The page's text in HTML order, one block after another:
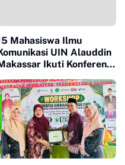
Mahasiswa Ilmu
UIN Alauddin
Ikuti Konferensi
Daring